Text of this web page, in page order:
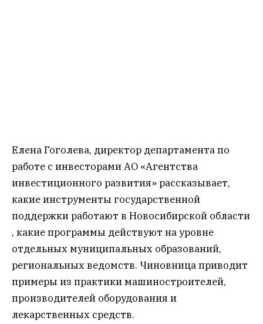
Елена Гоголева, директор департамента по
работе с инвесторами АО «Агентства
инвестиционного развития» рассказывает,
какие инструменты государственной
поддержки работают в Новосибирской области
, какие программы действуют на уровне
отдельных муниципальных образований,
региональных ведомств. Чиновница приводит
примеры из практики машиностроителей,
производителей оборудования и
лекарственных средств.